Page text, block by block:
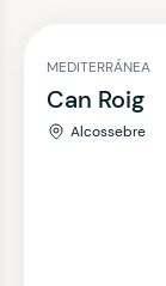
MEDITERRÁNEA
Can Roig
Alcossebre